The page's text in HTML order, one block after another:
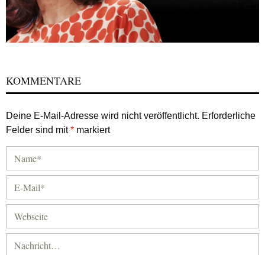
KOMMENTARE
Deine E-Mail-Adresse wird nicht veröffentlicht. Erforderliche
Felder sind mit* markiert